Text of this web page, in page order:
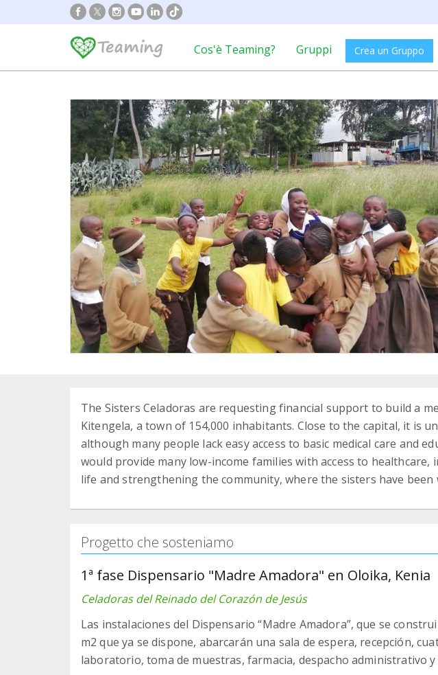
Cos'è Teaming? Gruppi Crea un Gruppo
The Sisters Celadoras are requesting financial support to build a
Kitengela, a town of 154,000 inhabitants. Close to the capital, it is
although many people lack easy access to basic medical care and
would provide many low-income families with access to
life and strengthening the community, where the sisters have been
Progetto che sosteniamo
1ª fase Dispensario "Madre Amadora" en Oloika, Kenia
Celadoras del Reinado del Corazón de Jesús
Las instalaciones del Dispensario “Madre Amadora”, que se
m2 que ya se dispone, abarcarán una sala de espera, recepción,
laboratorio, toma de muestras, farmacia, despacho administrativo y